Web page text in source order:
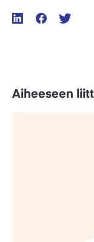
Aiheeseen